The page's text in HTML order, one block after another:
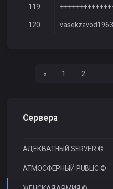
119
120 vasekzavod1963
«Назад1 2
Сервера
АДЕКВАТНЫЙ SERVER ©
АТМОСФЕРНЫЙ PUBLIC ©